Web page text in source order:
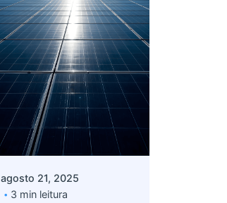
Postado por
Giovanna Alves
agosto 21, 2025
3 min leitura